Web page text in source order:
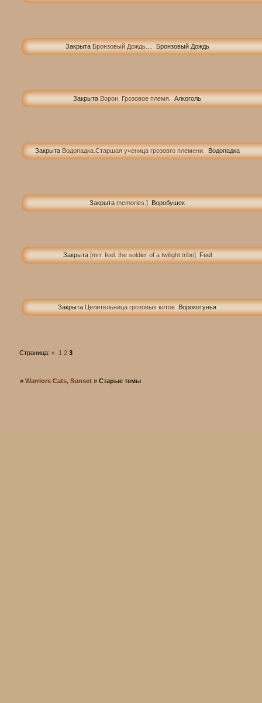
Закрыта Бронзовый Дождь.... Бронзовый Дождь
Закрыта Ворон. Грозовое племя. Алкоголь
Закрыта Водопадка.Старшая ученица грозовго племени. Водопадка
Закрыта memories.] Воробушек
Закрыта [mrr. feel. the soldier of a twilight tribe] Feel
Закрыта Целительница грозовых котов Ворокотунья
Страница:« 1 2 3
»Warriors Cats, Sunset »Старые темы